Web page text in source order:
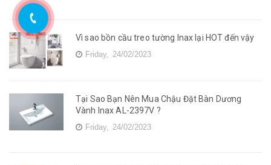
Vì sao bồn cầu treo tường Inax lại HOT đến vậy
Friday, 24/02/2023
Tại Sao Bạn Nên Mua Chậu Đặt Bàn Dương
Vành Inax AL-2397V ?
Friday, 24/02/2023